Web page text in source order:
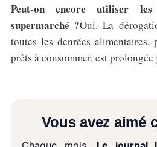
Peut-on encore utiliser
supermarché ?Oui. La
toutes les denrées alimentaires,
prêts à consommer, est
Vous avez aimé